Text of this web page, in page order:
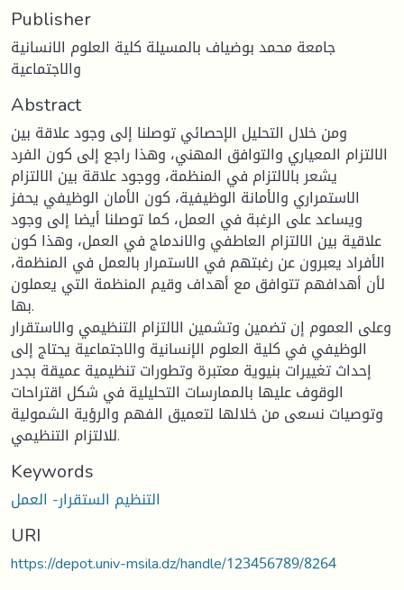
Publisher
جامعة محمد بوضياف بالمسيلة كلية العلوم الانسانية
والاجتماعية
Abstract
ومن خلال التحليل الإحصائي توصلنا إلى وجود علاقة بين
الالتزام المعياري والتوافق المهني، وهذا راجع إلى كون الفرد
يشعر بالالتزام في المنظمة، ووجود علاقة بين الالتزام
الاستمراري والأمانة الوظيفية، كون الأمان الوظيفي يحفز
ويساعد على الرغبة في العمل، كما توصلنا أيضا إلى وجود
علاقية بين الالتزام العاطفي والاندماج في العمل، وهذا كون
الأفراد يعبرون عن رغبتهم في الاستمرار بالعمل في المنظمة،
لأن أهدافهم تتوافق مع أهداف وقيم المنظمة التي يعملون
بها.
وعلى العموم إن تضمين وتشمين الالتزام التنظيمي والاستقرار
الوظيفي في كلية العلوم الإنسانية والاجتماعية يحتاج إلى
إحداث تغييرات بنيوية معتبرة وتطورات تنظيمية عميقة بجدر
الوقوف عليها بالممارسات التحليلية في شكل اقتراحات
وتوصيات نسعى من خلالها لتعميق الفهم والرؤية الشمولية
للالتزام التنظيمي.
Keywords
التنظيم الستقرار- العمل
URI
https://depot.univ-msila.dz/handle/123456789/8264